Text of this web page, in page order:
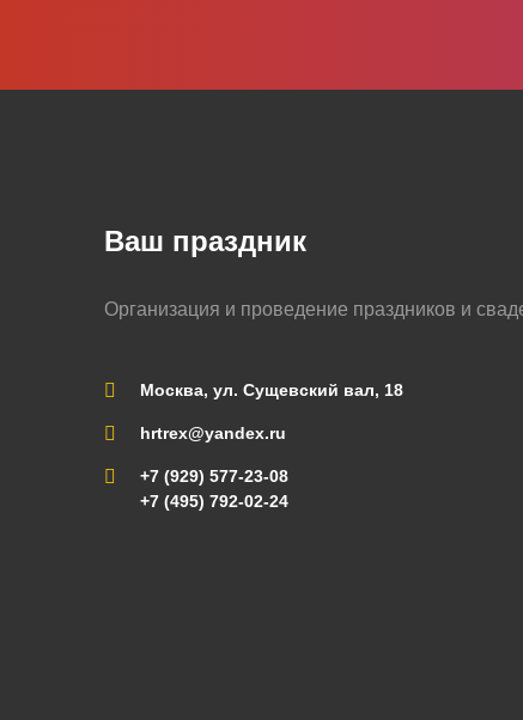
Ваш праздник
Организация и проведение праздников и
Москва, ул. Сущевский вал, 18
hrtrex@yandex.ru
+7 (929) 577-23-08
+7 (495) 792-02-24